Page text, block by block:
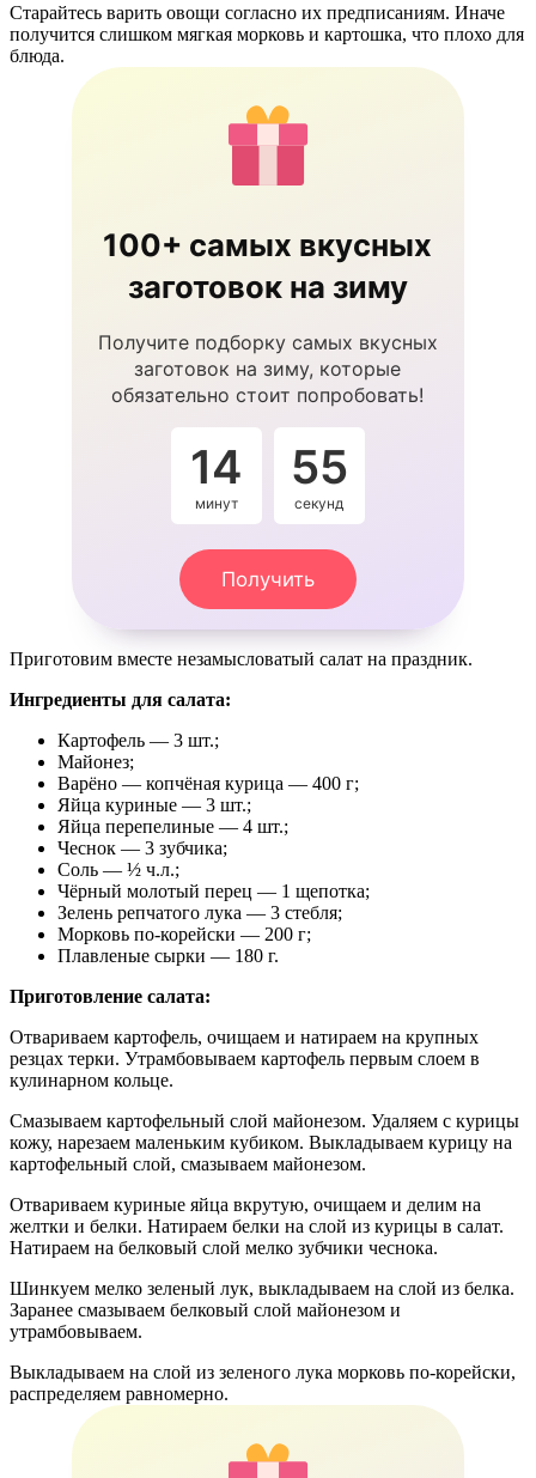
Старайтесь варить овощи согласно их предписаниям. Иначе
получится слишком мягкая морковь и картошка, что плохо для
блюда.
100+ самых вкусных
заготовок на зиму
Получите подборку самых вкусных
заготовок на зиму, которые
обязательно стоит попробовать!
14
минут
54
секунды
Получить
Приготовим вместе незамысловатый салат на праздник.
Ингредиенты для салата:
Картофель — 3 шт.;
Майонез;
Варёно — копчёная курица — 400 г;
Яйца куриные — 3 шт.;
Яйца перепелиные — 4 шт.;
Чеснок — 3 зубчика;
Соль — ½ ч.л.;
Чёрный молотый перец — 1 щепотка;
Зелень репчатого лука — 3 стебля;
Морковь по-корейски — 200 г;
Плавленые сырки — 180 г.
Приготовление салата:
Отвариваем картофель, очищаем и натираем на крупных
резцах терки. Утрамбовываем картофель первым слоем в
кулинарном кольце.
Смазываем картофельный слой майонезом. Удаляем с курицы
кожу, нарезаем маленьким кубиком. Выкладываем курицу на
картофельный слой, смазываем майонезом.
Отвариваем куриные яйца вкрутую, очищаем и делим на
желтки и белки. Натираем белки на слой из курицы в салат.
Натираем на белковый слой мелко зубчики чеснока.
Шинкуем мелко зеленый лук, выкладываем на слой из белка.
Заранее смазываем белковый слой майонезом и
утрамбовываем.
Выкладываем на слой из зеленого лука морковь по-корейски,
распределяем равномерно.